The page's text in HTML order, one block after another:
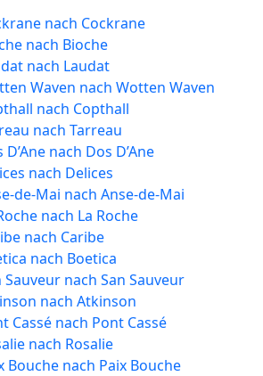
nach Cockrane
nach Bioche
nach Laudat
Waven nach Wotten Waven
nach Copthall
nach Tarreau
nach Dos D’Ane
nach Delices
de-Mai nach Anse-de-Mai
nach La Roche
nach Caribe
nach Boetica
nach San Sauveur
nach Atkinson
Cassé nach Pont Cassé
nach Rosalie
Bouche nach Paix Bouche